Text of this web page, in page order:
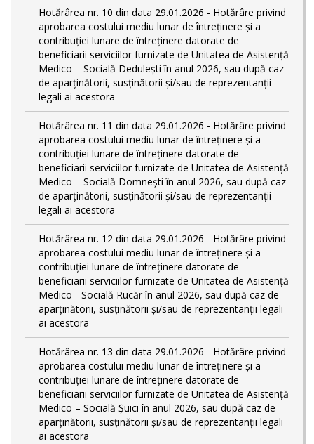
Hotărârea nr. 10 din data 29.01.2026 - Hotărâre privind
aprobarea costului mediu lunar de întreținere și a
contribuției lunare de întreținere datorate de
beneficiarii serviciilor furnizate de Unitatea de Asistență
Medico – Socială Dedulești în anul 2026, sau după caz
de aparținătorii, susținătorii și/sau de reprezentanții
legali ai acestora
Hotărârea nr. 11 din data 29.01.2026 - Hotărâre privind
aprobarea costului mediu lunar de întreținere și a
contribuției lunare de întreținere datorate de
beneficiarii serviciilor furnizate de Unitatea de Asistență
Medico – Socială Domnești în anul 2026, sau după caz
de aparținătorii, susținătorii și/sau de reprezentanții
legali ai acestora
Hotărârea nr. 12 din data 29.01.2026 - Hotărâre privind
aprobarea costului mediu lunar de întreținere și a
contribuției lunare de întreținere datorate de
beneficiarii serviciilor furnizate de Unitatea de Asistență
Medico - Socială Rucăr în anul 2026, sau după caz de
aparținătorii, susținătorii și/sau de reprezentanții legali
ai acestora
Hotărârea nr. 13 din data 29.01.2026 - Hotărâre privind
aprobarea costului mediu lunar de întreținere și a
contribuției lunare de întreținere datorate de
beneficiarii serviciilor furnizate de Unitatea de Asistență
Medico – Socială Șuici în anul 2026, sau după caz de
aparținătorii, susținătorii și/sau de reprezentanții legali
ai acestora